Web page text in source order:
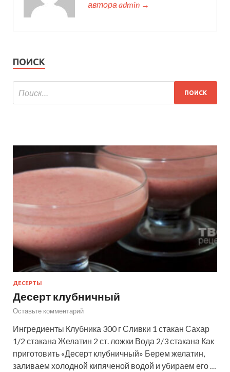
автора admin →
ПОИСК
ДЕСЕРТЫ
Десерт клубничный
Оставьте комментарий
Ингредиенты Клубника 300 г Сливки 1 стакан Сахар
1/2 стакана Желатин 2 ст. ложки Вода 2/3 стакана Как
приготовить «Десерт клубничный» Берем желатин,
заливаем холодной кипяченой водой и убираем его …